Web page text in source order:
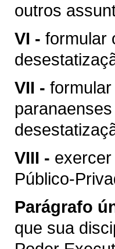
outros
VI - formular
VII -
VIII -
Público-
Parágrafo
que sua